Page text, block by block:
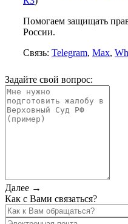
Помогаем защищать
России.
Связь: Telegram, Max,
Задайте свой вопрос:
Далее →
Как с Вами связаться?